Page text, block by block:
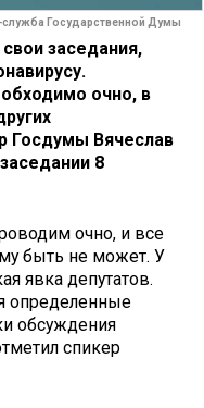
Государственной Думы
заседания,
очно, в
Госдумы Вячеслав
8
очно, и все
быть не может. У
явка депутатов.
определенные
обсуждения
спикер